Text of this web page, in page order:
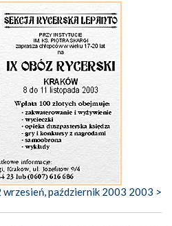
wrzesień, październik 2003 2003 >